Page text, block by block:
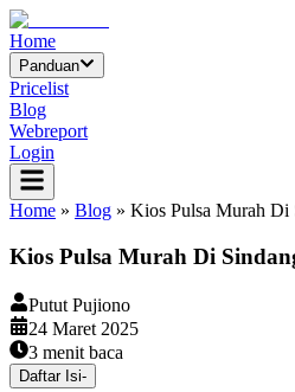
Home
Panduan
Pricelist
Blog
Webreport
Login
Home » Blog » Kios Pulsa Murah Di
Kios Pulsa Murah Di
Putut Pujiono
24 Maret 2025
3 menit baca
Daftar Isi-